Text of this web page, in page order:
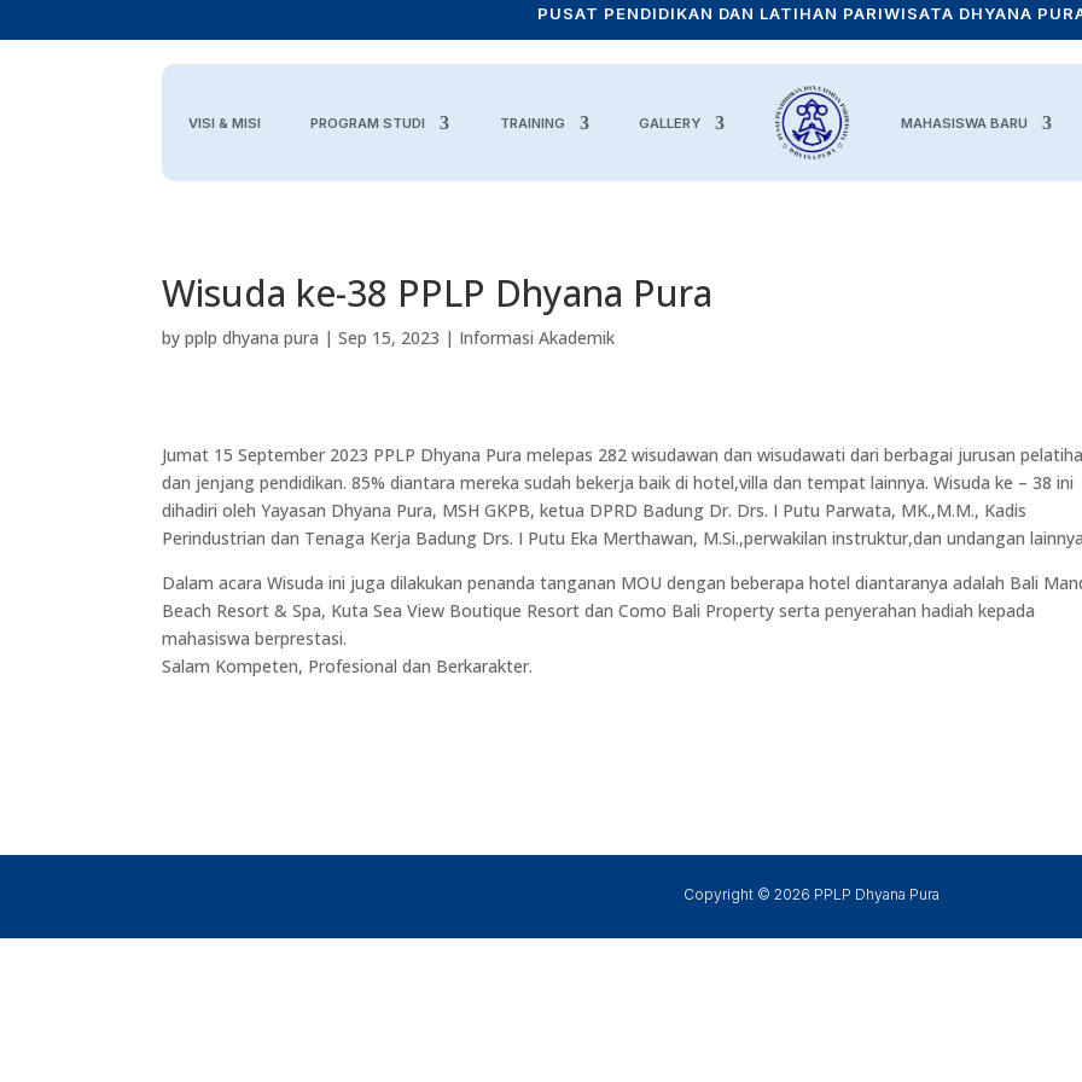
PUSAT PENDIDIKAN DAN LATIHAN PARIWISATA DHYANA
VISI & MISI PROGRAM STUDI TRAINING GALLERY MAHASISWA BARU
Wisuda ke-38 PPLP Dhyana Pura
bypplp dhyana pura |Sep 15, 2023 | Informasi Akademik
Jumat 15 September 2023 PPLP Dhyana Pura melepas 282 wisudawan dan wisudawati dari berbagai jurusan
dan jenjang pendidikan. 85% diantara mereka sudah bekerja baik di hotel,villa dan tempat lainnya. Wisuda ke – 38 ini
dihadiri oleh Yayasan Dhyana Pura, MSH GKPB, ketua DPRD Badung Dr. Drs. I Putu Parwata, MK.,M.M., Kadis
Perindustrian dan Tenaga Kerja Badung Drs. I Putu Eka Merthawan, M.Si.,perwakilan instruktur,dan undangan
Dalam acara Wisuda ini juga dilakukan penanda tanganan MOU dengan beberapa hotel diantaranya adalah Bali
Beach Resort & Spa, Kuta Sea View Boutique Resort dan Como Bali Property serta penyerahan hadiah kepada
mahasiswa berprestasi.
Salam Kompeten, Profesional dan Berkarakter.
Copyright © 2026 PPLP Dhyana Pura